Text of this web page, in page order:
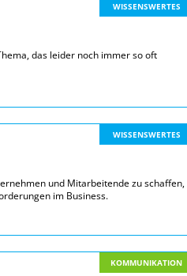
WISSENSWERTES
das leider noch immer so oft
WISSENSWERTES
und Mitarbeitende zu schaffen,
im Business.
KOMMUNIKATION